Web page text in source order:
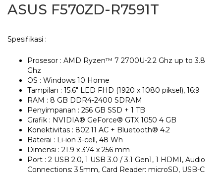
ASUS F570ZD-R7591T
Spesifikasi :
Prosesor : AMD Ryzen™ 7 2700U-2.2 Ghz up to 3.8
Ghz
OS : Windows 10 Home
Tampilan : 15.6″ LED FHD (1920 x 1080 piksel), 16:9
RAM : 8 GB DDR4-2400 SDRAM
Penyimpanan : 256 GB SSD + 1 TB
Grafik : NVIDIA® GeForce® GTX 1050 4 GB
Konektivitas : 802.11 AC + Bluetooth® 4.2
Baterai : Li-ion 3-cell, 48 Wh
Dimensi : 21.9 x 374 x 256 mm
Port : 2 USB 2.0, 1 USB 3.0 / 3.1 Gen1, 1 HDMI, Audio
Connections: 3.5mm, Card Reader: microSD, USB-C